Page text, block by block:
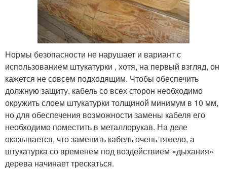
Нормы безопасности не нарушает и вариант с
использованием штукатурки , хотя, на первый взгляд, он
кажется не совсем подходящим. Чтобы обеспечить
должную защиту, кабель со всех сторон необходимо
окружить слоем штукатурки толщиной минимум в 10 мм,
но для обеспечения возможности замены кабеля его
необходимо поместить в металлорукав. На деле
оказывается, что заменить кабель очень тяжело, а
штукатурка со временем под воздействием «дыхания»
дерева начинает трескаться.